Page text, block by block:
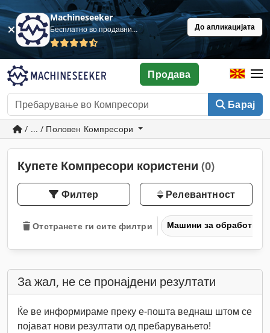
Machineseeker
Бесплатно во продавница До апликацијата
Барај
Продава
/ ... / Половен Компресори
Купете Компресори користени (0)
Филтер Релевантност
Отстранете ги сите филтри Машини за обработка
За жал, не се пронајдени резултати
Ќе ве информираме преку е-пошта веднаш штом се
појават нови резултати од пребарувањето!